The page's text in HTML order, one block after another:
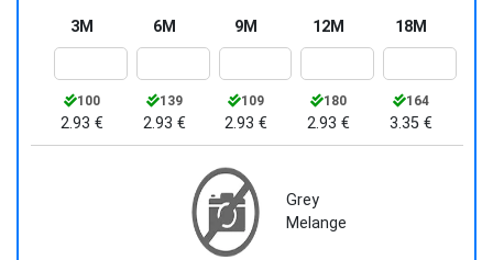
3M
100
2.93 €
6M
139
2.93 €
9M
109
2.93 €
12M
180
2.93 €
18M
164
3.35 €
Grey
Melange